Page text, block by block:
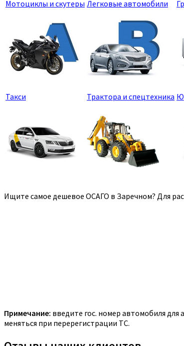
Мотоциклы и скутеры Легковые автомобили
Такси Трактора и спецтехника
Ищите самое дешевое ОСАГО в Заречном? Для
Примечание: введите гос. номер автомобиля
меняться при перерегистрации ТС.